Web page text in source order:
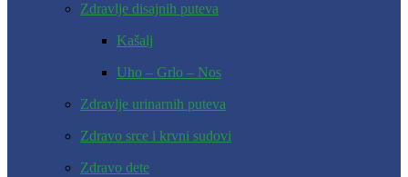
Zdravlje disajnih puteva
Kašalj
Uho – Grlo – Nos
Zdravlje urinarnih puteva
Zdravo srce i krvni sudovi
Zdravo dete